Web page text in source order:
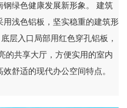
绿色健康发展新形象。 建筑
浅色铝板，坚实稳重的建筑形
层入口局部用红色穿孔铝板，
的共享大厅，方便实用的室内
舒适的现代办公空间特点。